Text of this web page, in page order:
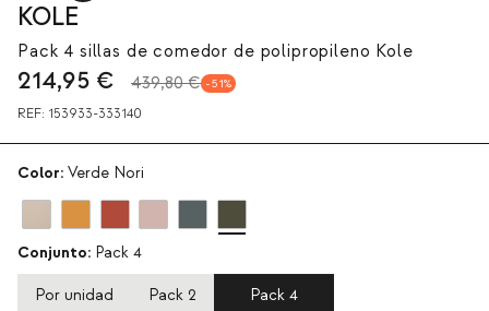
KOLE
Pack 4 sillas de comedor de polipropileno Kole
214,95 € 439,80 € 51
REF: 153933-333140
Color: Verde Nori
Conjunto: Pack 4
Por unidad Pack 2 Pack 4